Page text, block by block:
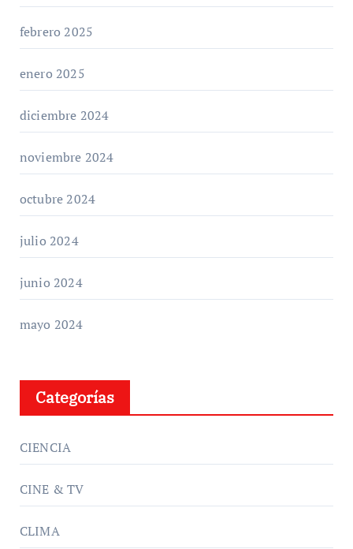
febrero 2025
enero 2025
diciembre 2024
noviembre 2024
octubre 2024
julio 2024
junio 2024
mayo 2024
Categorías
CIENCIA
CINE & TV
CLIMA